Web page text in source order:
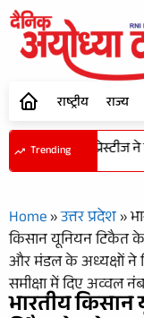
राष्ट्रीय राज्य
Trending
का लुत्फ प्रेस्टीज ने
Home»उत्तर प्रदेश»
किसान यूनियन टिकैत
और मंडल के अध्यक्षों ने
समीक्षा में दिए अव्वल
भारतीय किसान